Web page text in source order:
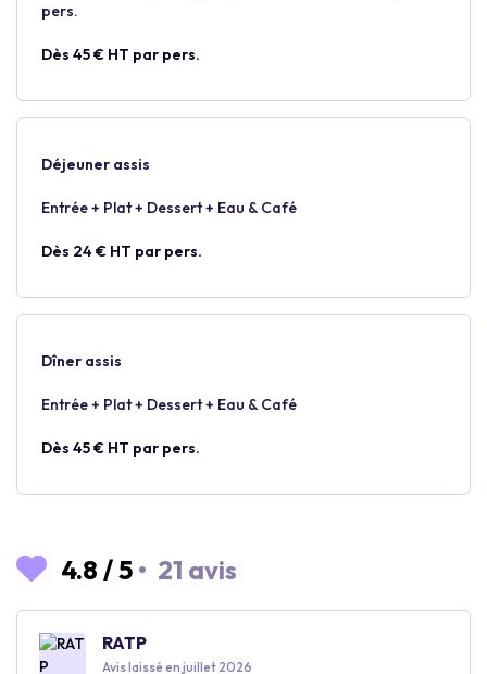
pers.
Dès 45 € HT par pers.
Déjeuner assis
Entrée + Plat + Dessert + Eau & Café
Dès 24 € HT par pers.
Dîner assis
Entrée + Plat + Dessert + Eau & Café
Dès 45 € HT par pers.
4.8 /5 • 21 avis
RATP
Avis laissé en juillet 2026